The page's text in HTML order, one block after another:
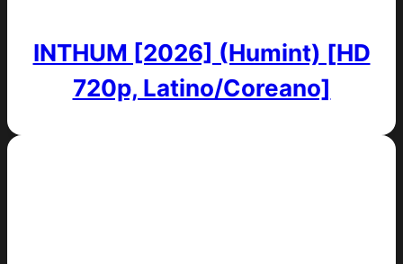
INTHUM [2026] (Humint) [HD
720p, Latino/Coreano]